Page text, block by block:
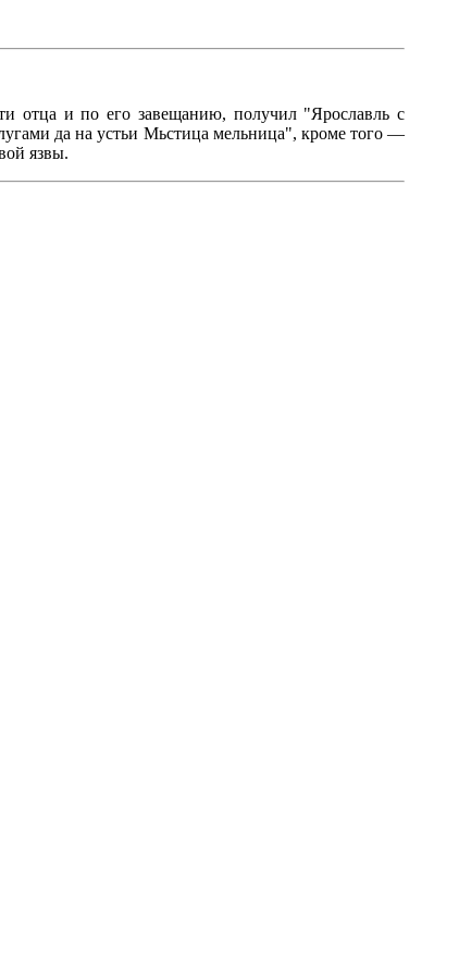
отца и по его завещанию, получил "Ярославль с
да на устьи Мьстица мельница", кроме того —
язвы.